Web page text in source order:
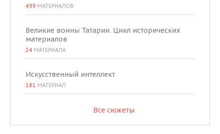
499 МАТЕРИАЛОВ
Великие воины Татарии. Цикл исторических
материалов
24 МАТЕРИАЛА
Искусственный интеллект
181 МАТЕРИАЛ
Все сюжеты